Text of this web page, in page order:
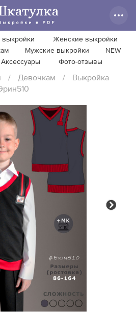
выкройки
Женские выкройки
Мужские выкройки
NEW
Аксессуары Фото-отзывы
/ Девочкам /
Выкройка